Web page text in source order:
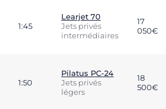
1:45
Learjet 70
Jets privés
intermédiaires
17
050€
1:50
Pilatus PC-24
Jets privés
légers
18
500€